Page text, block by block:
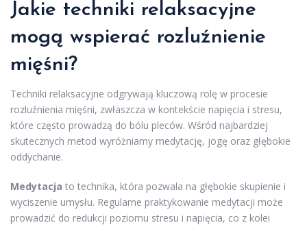
Jakie techniki relaksacyjne
mogą wspierać rozluźnienie
mięśni?
Techniki relaksacyjne odgrywają kluczową rolę w procesie
rozluźnienia mięśni, zwłaszcza w kontekście napięcia i stresu,
które często prowadzą do bólu pleców. Wśród najbardziej
skutecznych metod wyróżniamy medytację, jogę oraz głębokie
oddychanie.
Medytacja to technika, która pozwala na głębokie skupienie i
wyciszenie umysłu. Regularne praktykowanie medytacji może
prowadzić do redukcji poziomu stresu i napięcia, co z kolei